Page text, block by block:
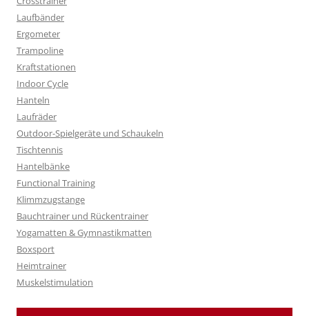
Laufbänder
Ergometer
Trampoline
Kraftstationen
Indoor Cycle
Hanteln
Laufräder
Outdoor-Spielgeräte und Schaukeln
Tischtennis
Hantelbänke
Functional Training
Klimmzugstange
Bauchtrainer und Rückentrainer
Yogamatten & Gymnastikmatten
Boxsport
Heimtrainer
Muskelstimulation